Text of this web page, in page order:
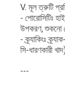
V. মূল ত্রুটি
- পোরোসিটিঃ
উপকরণ, শুকনো
- ক্র্যাকিংঃ
সি-ধারণকারী
---